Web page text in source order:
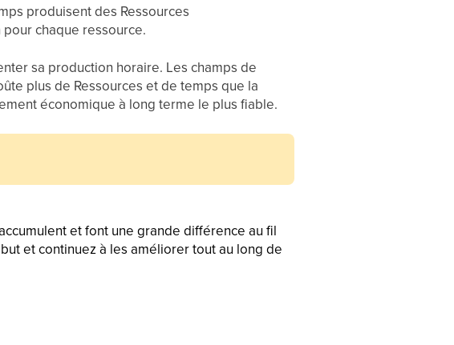
produisent des Ressources
chaque ressource.
sa production horaire. Les champs de
plus de Ressources et de temps que la
économique à long terme le plus fiable.
et font une grande différence au fil
et continuez à les améliorer tout au long de